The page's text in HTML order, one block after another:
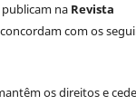
na Revista
concordam com os
os direitos e